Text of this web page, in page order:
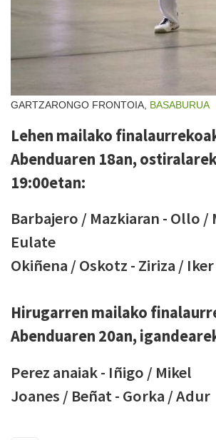
GARTZARONGO FRONTOIA, BASABURUA
Lehen mailako
Abenduaren 18an,
19:00etan:
Barbajero / Mazkiaran - Ollo /
Eulate
Okiñena / Oskotz - Ziriza /
Hirugarren mailako
Abenduaren 20an,
Perez anaiak - Iñigo / Mikel
Joanes / Beñat - Gorka / Adur